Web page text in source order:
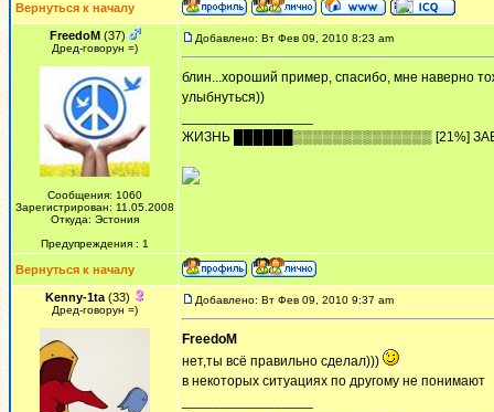
Вернуться к началу
FreedoM(37)
Дред-говорун =)
Сообщения: 1060
Зарегистрирован: 11.05.2008
Откуда: Эстония
Предупреждения : 1
Добавлено: Вт Фев 09, 2010 8:23 am
блин...хороший пример, спасибо, мне наверно
улыбнуться))
ЖИЗHЬ ██████▒▒▒▒▒▒▒▒▒▒▒▒▒▒ [21%]
Вернуться к началу
Kenny-1ta(33)
Дред-говорун =)
Добавлено: Вт Фев 09, 2010 9:37 am
FreedoM
нет,ты всё правильно сделал)))
в некоторых ситуациях по другому не понимают